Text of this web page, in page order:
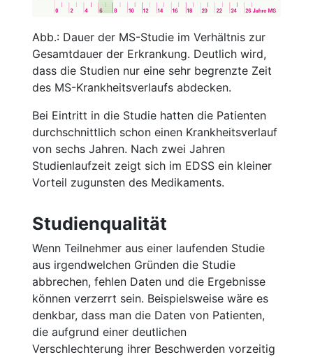
Abb.: Dauer der MS-Studie im Verhältnis zur
Gesamtdauer der Erkrankung. Deutlich wird,
dass die Studien nur eine sehr begrenzte Zeit
des MS-Krankheitsverlaufs abdecken.
Bei Eintritt in die Studie hatten die Patienten
durchschnittlich schon einen Krankheitsverlauf
von sechs Jahren. Nach zwei Jahren
Studienlaufzeit zeigt sich im EDSS ein kleiner
Vorteil zugunsten des Medikaments.
Studienqualität
Wenn Teilnehmer aus einer laufenden Studie
aus irgendwelchen Gründen die Studie
abbrechen, fehlen Daten und die Ergebnisse
können verzerrt sein. Beispielsweise wäre es
denkbar, dass man die Daten von Patienten,
die aufgrund einer deutlichen
Verschlechterung ihrer Beschwerden vorzeitig